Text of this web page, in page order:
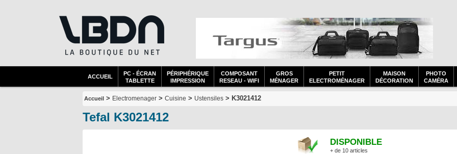
ACCUEIL
PC - ÉCRAN
TABLETTE
PÉRIPHÉRIQUE
IMPRESSION
COMPOSANT
RESEAU - WIFI
GROS
MÉNAGER
PETIT
ELECTROMÉNAGER
MAISON
DÉCORATION
PHOTO
CAMÉRA
Accueil > Electromenager > Cuisine > Ustensiles > K3021412
Tefal K3021412
DISPONIBLE
+ de 10 articles